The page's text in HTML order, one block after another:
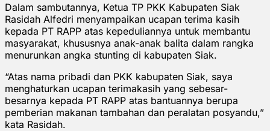
Dalam sambutannya, Ketua TP PKK Kabupaten Siak
Rasidah Alfedri menyampaikan ucapan terima kasih
kepada PT RAPP atas kepeduliannya untuk membantu
masyarakat, khususnya anak-anak balita dalam rangka
menurunkan angka stunting di kabupaten Siak.
“Atas nama pribadi dan PKK kabupaten Siak, saya
menghaturkan ucapan terimakasih yang sebesar-
besarnya kepada PT RAPP atas bantuannya berupa
pemberian makanan tambahan dan peralatan posyandu,”
kata Rasidah.